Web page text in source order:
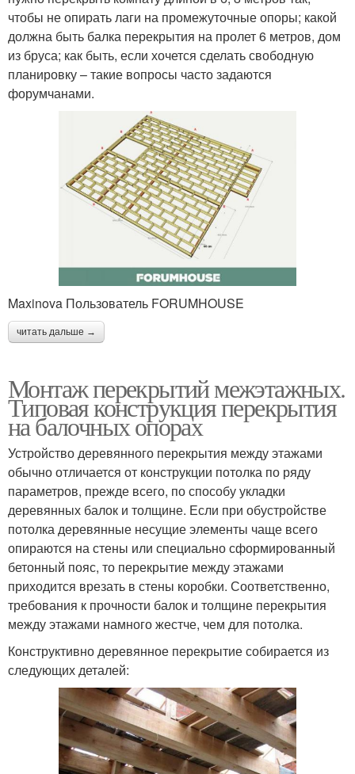
чтобы не опирать лаги на промежуточные опоры; какой
должна быть балка перекрытия на пролет 6 метров, дом
из бруса; как быть, если хочется сделать свободную
планировку – такие вопросы часто задаются
форумчанами.
Maxinova Пользователь FORUMHOUSE
читать дальше →
Монтаж перекрытий межэтажных.
Типовая конструкция перекрытия
на балочных опорах
Устройство деревянного перекрытия между этажами
обычно отличается от конструкции потолка по ряду
параметров, прежде всего, по способу укладки
деревянных балок и толщине. Если при обустройстве
потолка деревянные несущие элементы чаще всего
опираются на стены или специально сформированный
бетонный пояс, то перекрытие между этажами
приходится врезать в стены коробки. Соответственно,
требования к прочности балок и толщине перекрытия
между этажами намного жестче, чем для потолка.
Конструктивно деревянное перекрытие собирается из
следующих деталей: